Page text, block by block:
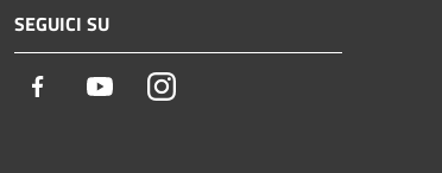
SEGUICI SU
Facebook YoutubeInstagram